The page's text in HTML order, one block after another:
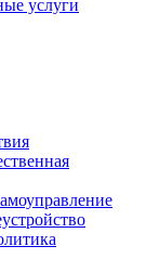
услуги